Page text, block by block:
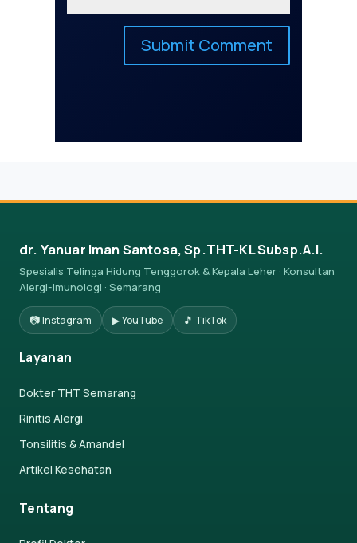
dr. Yanuar Iman Santosa, Sp.THT-KL Subsp.A.I.
Spesialis Telinga Hidung Tenggorok & Kepala Leher · Konsultan
Alergi-Imunologi · Semarang
📷 Instagram ▶ YouTube 🎵 TikTok
Layanan
Dokter THT Semarang
Rinitis Alergi
Tonsilitis & Amandel
Artikel Kesehatan
Tentang